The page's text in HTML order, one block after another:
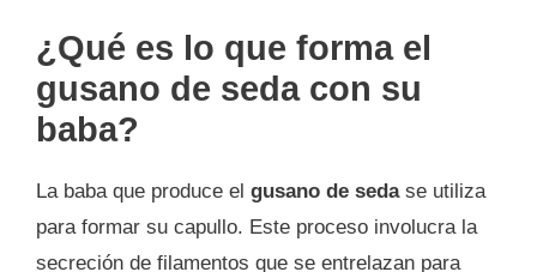
¿Qué es lo que forma el
gusano de seda con su
baba?
La baba que produce el gusano de sedase utiliza
para formar su capullo. Este proceso involucra la
secreción de filamentos que se entrelazan para